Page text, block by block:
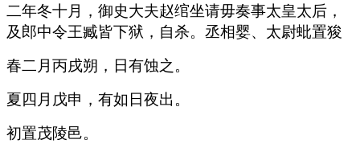
二年冬十月，御史大夫赵绾坐请毋奏事太皇太后，
及郎中令王臧皆下狱，自杀。丞相婴、太尉蚍置狻
春二月丙戌朔，日有蚀之。
夏四月戊申，有如日夜出。
初置茂陵邑。